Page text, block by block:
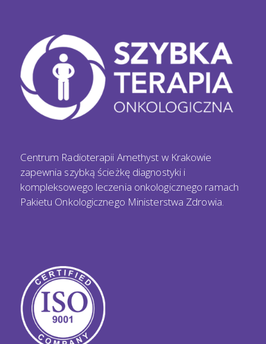
Centrum Radioterapii Amethyst w Krakowie
zapewnia szybką ścieżkę diagnostyki i
kompleksowego leczenia onkologicznego ramach
Pakietu Onkologicznego Ministerstwa Zdrowia.